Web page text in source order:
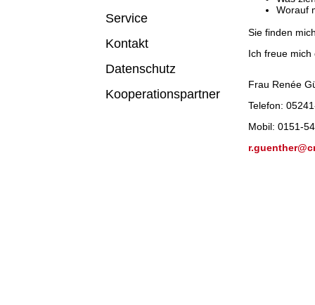
Worauf
Sie finden
Ich freue
Frau Renée
Telefon:
Mobil: 0151-
Service
Kontakt
Datenschutz
Kooperationspartner